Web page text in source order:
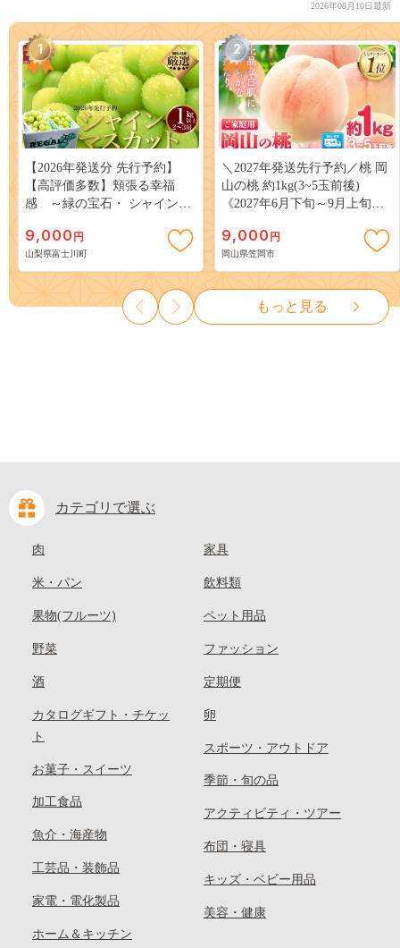
2026年08月10日最新
1
【2026年発送分 先行予約】
【高評価多数】頬張る幸福
感 ～緑の宝石・ シャインマ
３房） フルーツ 山梨県産 果
物 くだもの シャイン マスカ
ット ぶどう ブドウ 葡萄 大粒
種なし 先行予約 富士川町
10000円 一万円 9000円 九千円
9,000 円
山梨県富士川町
2
＼2027年発送先行予約／桃 岡
山の桃 約1kg(3~5玉前後)
《2027年6月下旬～9月上旬頃
岡山 はくとう スイーツ フル
ーツ 果物 デザート 旬 モモ も
も 先行予約 送料無料 果物 岡
山県 笠岡市 清水白桃 白鳳 白
麗 クール便---
kasaoka_zsy_419_100---
9,000 円
岡山県笠岡市
もっと見る
カテゴリで選ぶ
肉
米・パン
果物(フルーツ)
野菜
酒
カタログギフト・チケッ
ト
お菓子・スイーツ
加工食品
魚介・海産物
工芸品・装飾品
家電・電化製品
ホーム＆キッチン
家具
飲料類
ペット用品
ファッション
定期便
卵
スポーツ・アウトドア
季節・旬の品
アクティビティ・ツアー
布団・寝具
キッズ・ベビー用品
美容・健康